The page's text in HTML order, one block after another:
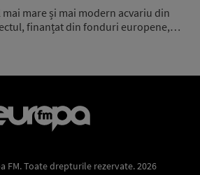
mai mare și mai modern acvariu din
finanțat din fonduri europene,…
FM. Toate drepturile rezervate. 2026